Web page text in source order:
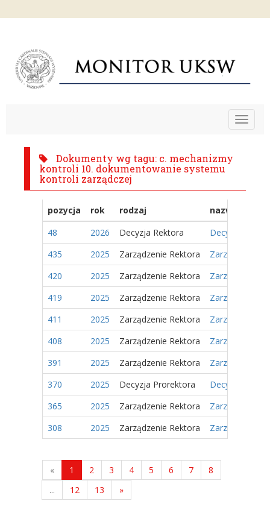
Toggle
Dokumenty wg tagu: c. mechanizmy
kontroli 10. dokumentowanie systemu
kontroli zarządczej
pozycja rok rodzaj
nazwa
48
2026 Decyzja Rektora
Decyzja Nr 8/
435
2025 Zarządzenie Rektora
Zarządzenie
420
2025 Zarządzenie Rektora
Zarządzenie
419
2025 Zarządzenie Rektora
Zarządzenie
411
2025 Zarządzenie Rektora
Zarządzenie
408
2025 Zarządzenie Rektora
Zarządzenie
391
2025 Zarządzenie Rektora
Zarządzenie
370
2025 Decyzja Prorektora
Decyzja Nr
365
2025 Zarządzenie Rektora
Zarzadzenie
308
2025 Zarządzenie Rektora Zarządzenie
« 1 2 3 4 5 6 7
8
...
12 13 »